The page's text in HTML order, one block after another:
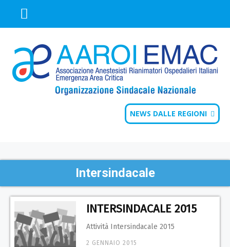
NEWS DALLE REGIONI
Intersindacale
INTERSINDACALE 2015
Attività Intersindacale 2015
2 GENNAIO 2015